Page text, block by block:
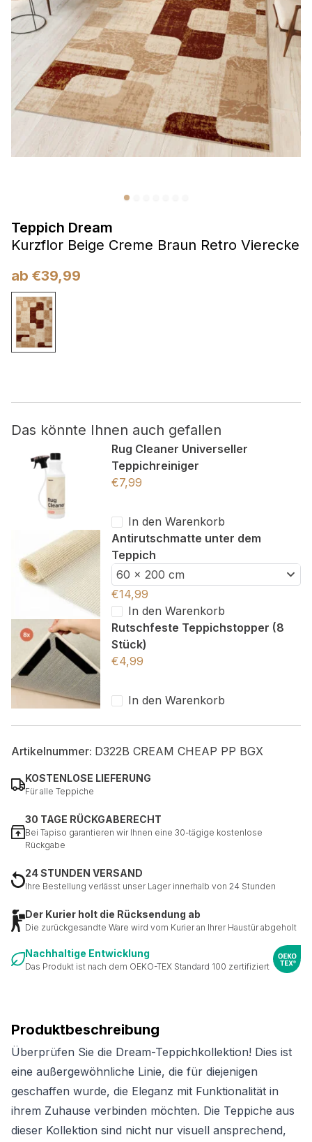
Teppich Dream
Kurzflor Beige Creme Braun Retro Vierecke
ab €39,99
Produktbeschreibung
Überprüfen Sie die Dream-Teppichkollektion! Dies ist
eine außergewöhnliche Linie, die für diejenigen
geschaffen wurde, die Eleganz mit Funktionalität in
ihrem Zuhause verbinden möchten. Die Teppiche aus
dieser Kollektion sind nicht nur visuell ansprechend,
Das könnte Ihnen auch gefallen
Rug Cleaner Universeller
Teppichreiniger
€7,99
In den Warenkorb
Antirutschmatte unter dem
Teppich
60 x 200 cm
€14,99
In den Warenkorb
Rutschfeste Teppichstopper (8
Stück)
€4,99
In den Warenkorb
Artikelnummer: D322B CREAM CHEAP PP BGX
KOSTENLOSE LIEFERUNG
Für alle Teppiche
30 TAGE RÜCKGABERECHT
Bei Tapiso garantieren wir Ihnen eine 30-tägige kostenlose
Rückgabe
24 STUNDEN VERSAND
Ihre Bestellung verlässt unser Lager innerhalb von 24 Stunden
Der Kurier holt die Rücksendung ab
Die zurückgesandte Ware wird vom Kurier an Ihrer Haustür abgeholt
Nachhaltige Entwicklung
Das Produkt ist nach dem OEKO-TEX Standard 100 zertifiziert
Präferenzen
Präferenz-Cookies ermöglichen es einer Website,
Informationen zu speichern, die die Art und Weise ändern,
wie die Website aussieht oder funktioniert, wie zum Beispiel
Ihre bevorzugte Sprache oder die Region, in der Sie sich
befinden.
Marketing
Marketing-Cookies werden verwendet, um Benutzer über
Websites hinweg zu verfolgen. Das Ziel ist es, Anzeigen
anzuzeigen, die für den einzelnen Benutzer relevant und
ansprechend sind und somit wertvoller für Herausgeber und
Werbetreibende Dritter sind.
Nicht kategorisiert.
wurden.
Alle ablehnen
Meine Einstellungen speichern